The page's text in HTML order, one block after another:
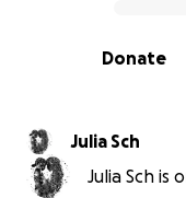
0% complete
Donate
Julia Sch
Julia Sch is